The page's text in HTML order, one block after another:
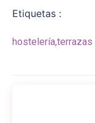
Etiquetas :
hostelería,terrazas